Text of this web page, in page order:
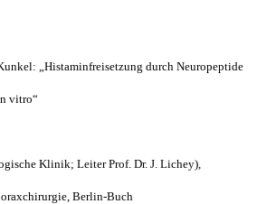
„Histaminfreisetzung durch Neuropeptide
vitro“
Klinik; Leiter Prof. Dr. J. Lichey),
Berlin-Buch